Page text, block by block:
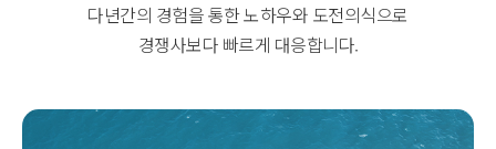
다년간의 경험을 통한 노하우와 도전의식으로
경쟁사보다 빠르게 대응합니다.